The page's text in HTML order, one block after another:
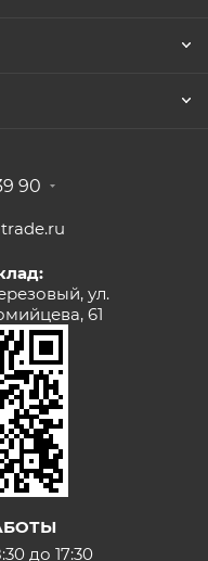
90
ул.
61
до 17:30